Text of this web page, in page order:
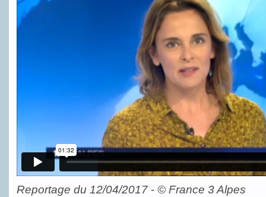
Reportage du 12/04/2017- © France 3 Alpes